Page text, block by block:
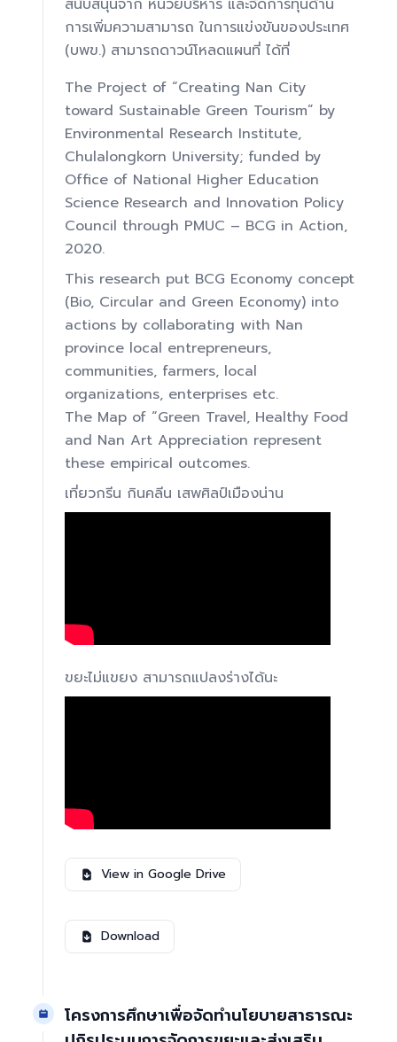
การเพิ่มความสามารถ ในการแข่งขันของประเทศ
(บพข.) สามารถดาวน์โหลดแผนที่ ได้ที่
The Project of “Creating Nan City
toward Sustainable Green Tourism” by
Environmental Research Institute,
Chulalongkorn University; funded by
Office of National Higher Education
Science Research and Innovation Policy
Council through PMUC – BCG in Action,
2020.
This research put BCG Economy concept
(Bio, Circular and Green Economy) into
actions by collaborating with Nan
province local entrepreneurs,
communities, farmers, local
organizations, enterprises etc.
The Map of “Green Travel, Healthy Food
and Nan Art Appreciation represent
these empirical outcomes.
เที่ยวกรีน กินคลีน เสพศิลป์เมืองน่าน
ขยะไม่แขยง สามารถแปลงร่างได้นะ
View in Google Drive
Download
โครงการศึกษาเพื่อจัดทำนโยบายสาธารณะ